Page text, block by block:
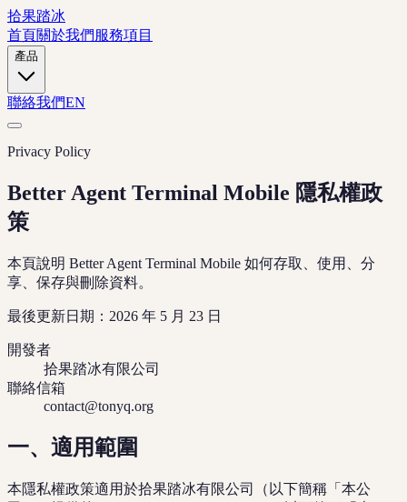
拾果踏冰
首頁關於我們 服務項目
產品
聯絡我們EN
Privacy Policy
Better Agent Terminal Mobile 隱私權政
策
本頁說明 Better Agent Terminal Mobile 如何存取、使用、分
享、保存與刪除資料。
最後更新日期：2026 年 5 月 23 日
開發者
拾果踏冰有限公司
聯絡信箱
contact@tonyq.org
一、適用範圍
本隱私權政策適用於拾果踏冰有限公司（以下簡稱「本公